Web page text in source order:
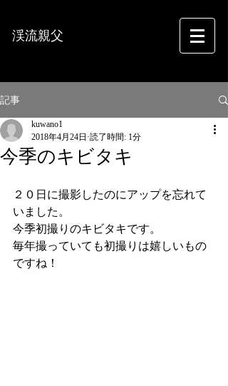
渓流親父
記事
今季のキビタキ
kuwano1
2018年4月24日 読了時間: 1分
２０日に撮影したのにアップを忘れて
いました。
今季初撮りのキビタキです。
毎年撮っていても初撮りは嬉しいもの
ですね！